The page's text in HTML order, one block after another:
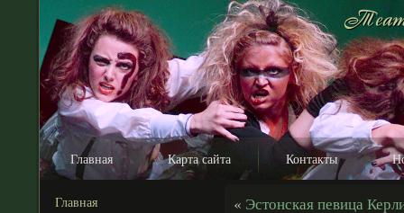
Главная Карта сайта Контакты
Главная
« Эстонская певица